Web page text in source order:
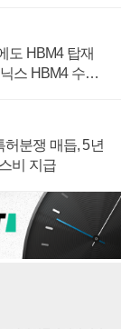
도 HBM4 탑재
스 HBM4 수율
분쟁 매듭, 5년
비 지급